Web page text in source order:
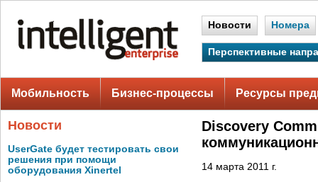
Новости Номера
Перспективные
Мобильность Бизнес-процессы Ресурсы
Новости
UserGate будет тестировать свои
решения при помощи
оборудования Xinertel
Discovery
14 марта 2011 г.